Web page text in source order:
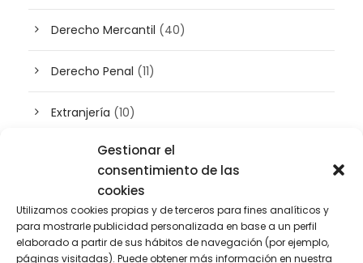
Gestionar el
consentimiento de las
cookies
Utilizamos cookies propias y de terceros para fines analíticos y
para mostrarle publicidad personalizada en base a un perfil
elaborado a partir de sus hábitos de navegación (por ejemplo,
páginas visitadas). Puede obtener más información en nuestra
Derecho Mercantil (40)
Derecho Penal (11)
Extranjería (10)
Inteligencia artificial(3)
Patrimonio(5)
Plusvalía(2)